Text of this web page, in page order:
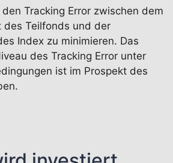
Tracking Error zwischen dem
Teilfonds und der
Index zu minimieren. Das
des Tracking Error unter
ist im Prospekt des